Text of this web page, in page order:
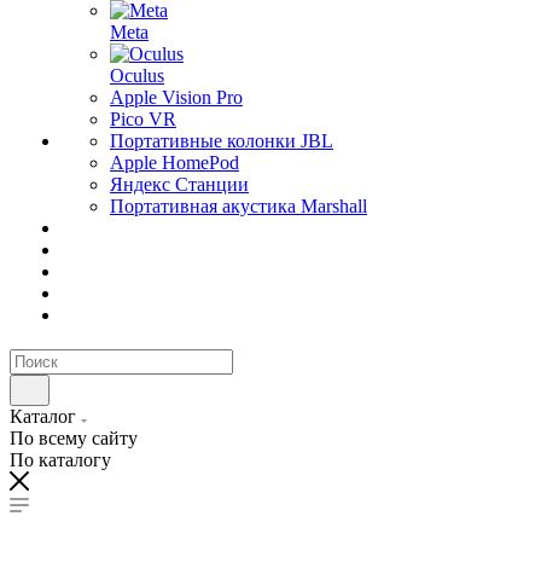
Meta
Oculus
Apple Vision Pro
Pico VR
Портативные колонки JBL
Apple HomePod
Яндекс Станции
Портативная акустика Marshall
Каталог
По всему сайту
По каталогу